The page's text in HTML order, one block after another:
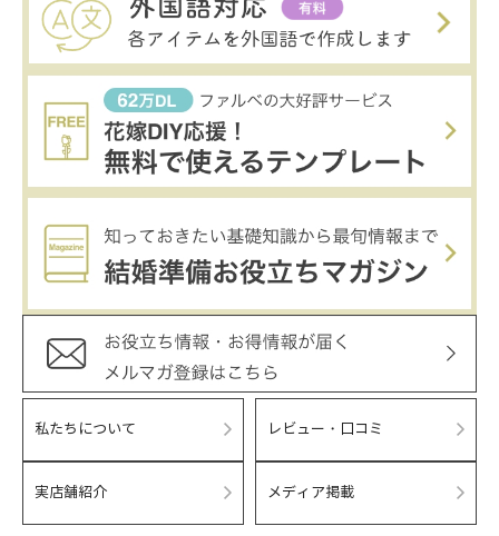
私たちについて レビュー・口コミ
実店舗紹介 メディア掲載